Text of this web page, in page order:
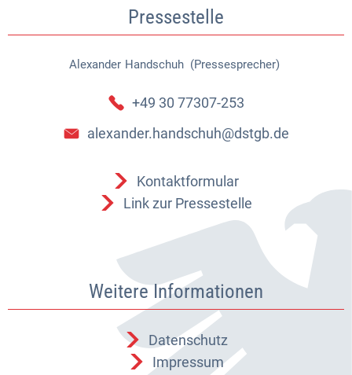
Pressestelle
Alexander Handschuh (Pressesprecher)
Alexander Handschuh
+49 30 77307-253
alexander.handschuh@dstgb.de
Kontaktformular
Link zur Pressestelle
Weitere Informationen
Datenschutz
Impressum